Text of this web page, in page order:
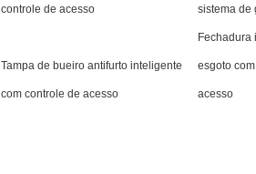
controle de acesso sistema de
Tampa de bueiro antifurto inteligente
com controle de acesso
Fechadura
esgoto
acesso